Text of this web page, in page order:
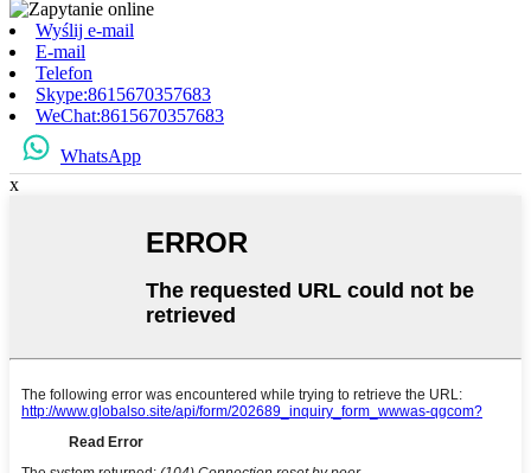
Wyślij e-mail
E-mail
Telefon
Skype:8615670357683
WeChat:8615670357683
WhatsApp
x